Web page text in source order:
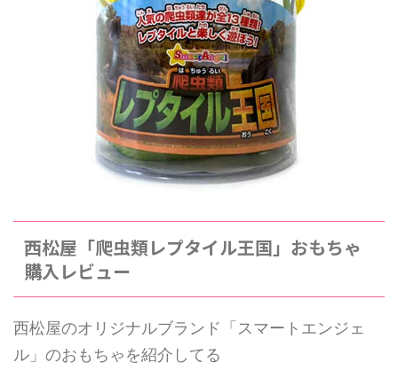
西松屋「爬虫類レプタイル王国」おもちゃ
購入レビュー
西松屋のオリジナルブランド「スマートエンジェ
ル」のおもちゃを紹介してる